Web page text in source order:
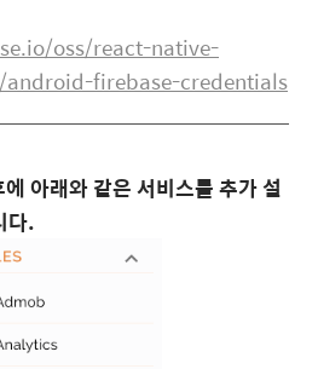
oss/react-native-
firebase-credentials
아래와 같은 서비스를 추가 설
다.